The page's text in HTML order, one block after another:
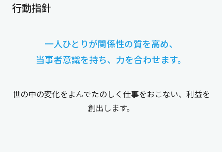
行動指針
一人ひとりが関係性の質を高め、
当事者意識を持ち、力を合わせます。
世の中の変化をよんでたのしく仕事をおこない、利益を
創出します。